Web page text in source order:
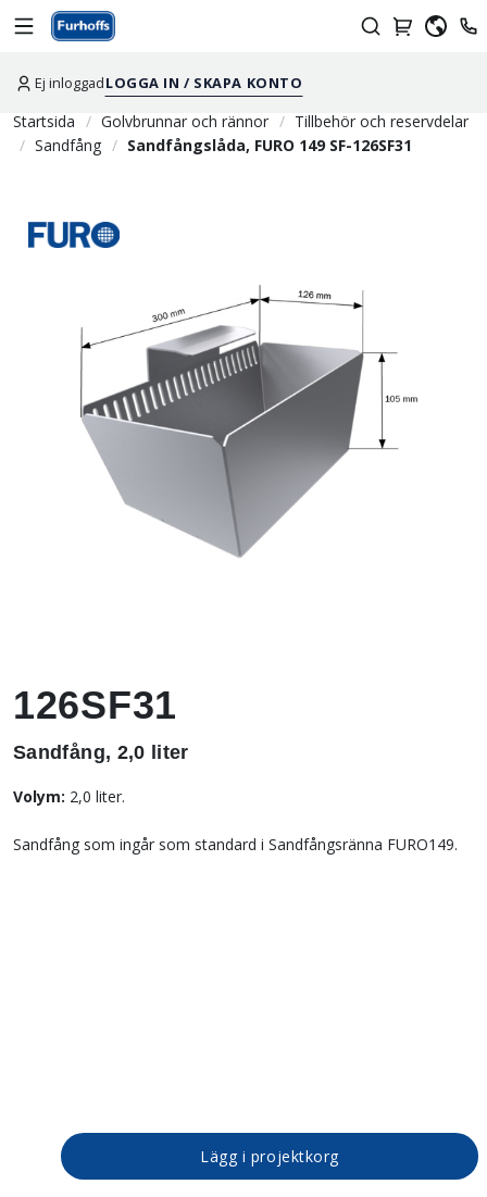
Ej inloggadLOGGA IN / SKAPA KONTO
Startsida Golvbrunnar och rännor
Tillbehör och reservdelar
Sandfång
Sandfångslåda, FURO 149 SF-126SF31
126SF31
Sandfång, 2,0 liter
Volym: 2,0 liter.
Sandfång som ingår som standard i Sandfångsränna FURO149.
Lägg i projektkorg